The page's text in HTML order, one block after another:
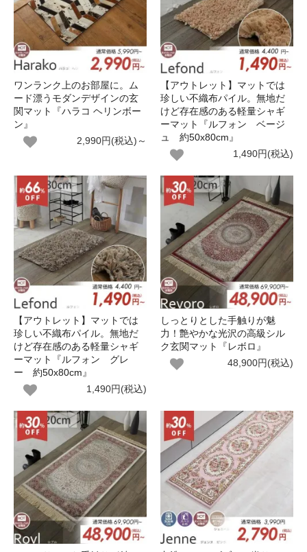
ワンランク上のお部屋に。ム
ード漂うモダンデザインの玄
関マット『ハラコ ヘリンボー
ン』
2,990円(税込)～
【アウトレット】マットでは
珍しい不織布パイル。無地だ
けど存在感のある軽量シャギ
ーマット『ルフォン ベージ
ュ 約50x80cm』
1,490円(税込)
【アウトレット】マットでは
珍しい不織布パイル。無地だ
けど存在感のある軽量シャギ
ーマット『ルフォン グレ
ー 約50x80cm』
1,490円(税込)
しっとりとした手触りが魅
力！艶やかな光沢の高級シル
ク玄関マット『レボロ』
48,900円(税込)